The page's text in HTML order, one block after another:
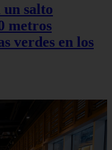
salto
metros
verdes en los